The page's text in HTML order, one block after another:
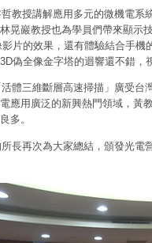
教授講解應用多元的微機電
晃巖教授也為學員們帶來顯示
片的效果，還有體驗結合手
偽全像金字塔的迴響還不錯，
體三維斷層高速掃描」廣受台
應用廣泛的新興熱門領域，黃
多。
長再次為大家總結，頒發光電